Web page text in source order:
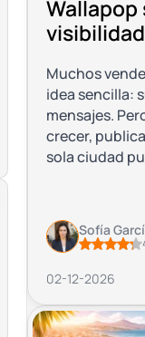
visibilidad
Muchos
idea sencilla:
mensajes.
crecer,
sola ciudad
Sofía
02-12-2026